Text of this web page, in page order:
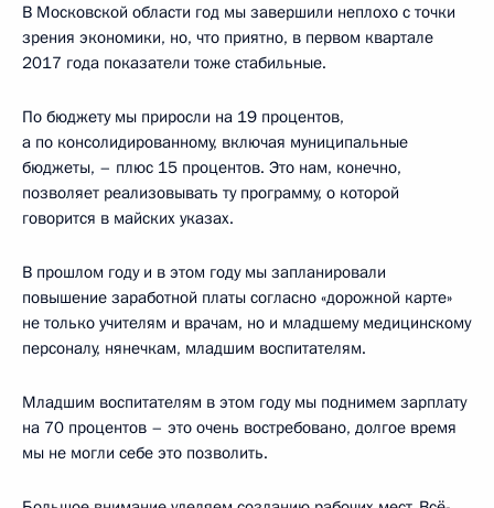
В Московской области год мы завершили неплохо с точки
зрения экономики, но, что приятно, в первом квартале
2017 года показатели тоже стабильные.
По бюджету мы приросли на 19 процентов,
а по консолидированному, включая муниципальные
бюджеты, – плюс 15 процентов. Это нам, конечно,
позволяет реализовывать ту программу, о которой
говорится в майских указах.
В прошлом году и в этом году мы запланировали
повышение заработной платы согласно «дорожной карте»
не только учителям и врачам, но и младшему медицинскому
персоналу, нянечкам, младшим воспитателям.
Младшим воспитателям в этом году мы поднимем зарплату
на 70 процентов – это очень востребовано, долгое время
мы не могли себе это позволить.